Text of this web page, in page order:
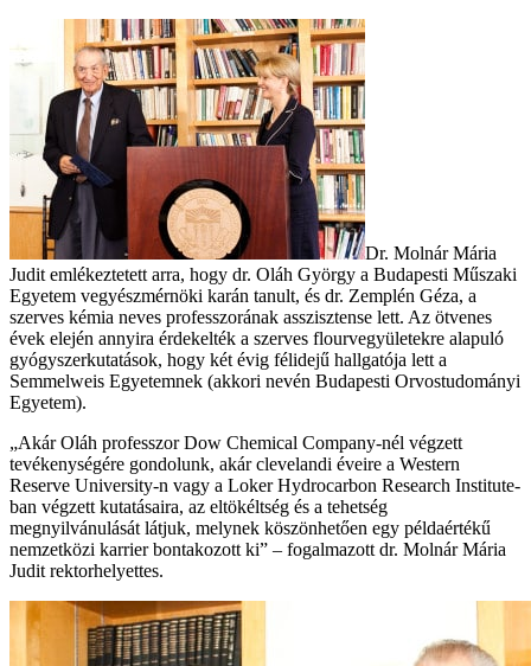
Dr. Molnár Mária
Judit emlékeztetett arra, hogy dr. Oláh György a Budapesti Műszaki
Egyetem vegyészmérnöki karán tanult, és dr. Zemplén Géza, a
szerves kémia neves professzorának asszisztense lett. Az ötvenes
évek elején annyira érdekelték a szerves flourvegyületekre alapuló
gyógyszerkutatások, hogy két évig félidejű hallgatója lett a
Semmelweis Egyetemnek (akkori nevén Budapesti Orvostudományi
Egyetem).
„Akár Oláh professzor Dow Chemical Company-nél végzett
tevékenységére gondolunk, akár clevelandi éveire a Western
Reserve University-n vagy a Loker Hydrocarbon Research Institute-
ban végzett kutatásaira, az eltökéltség és a tehetség
megnyilvánulását látjuk, melynek köszönhetően egy példaértékű
nemzetközi karrier bontakozott ki” – fogalmazott dr. Molnár Mária
Judit rektorhelyettes.